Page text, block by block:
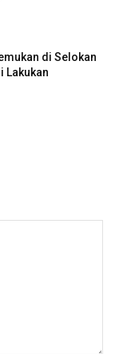
di Selokan
Lakukan